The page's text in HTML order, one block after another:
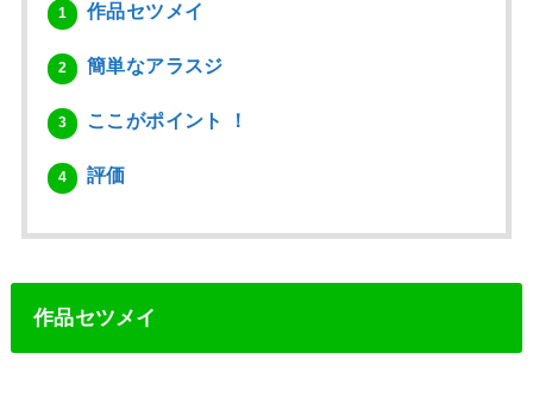
1 作品セツメイ
2 簡単なアラスジ
3 ここがポイント ！
4 評価
作品セツメイ